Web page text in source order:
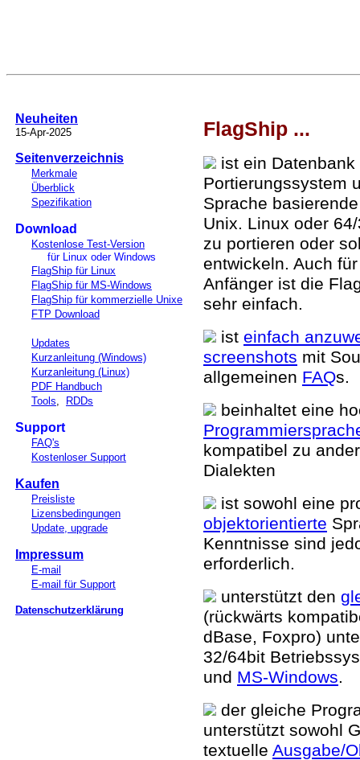
Neuheiten
15-Apr-2025
Seitenverzeichnis
Merkmale
Überblick
Spezifikation
Download
Kostenlose Test-Version
für Linux oder Windows
FlagShip für Linux
FlagShip für MS-Windows
FlagShip für kommerzielle Unixe
FTP Download
Updates
Kurzanleitung (Windows)
Kurzanleitung (Linux)
PDF Handbuch
Tools, RDDs
Support
FAQ's
Kostenloser Support
Kaufen
Preisliste
Lizensbedingungen
Update, upgrade
Impressum
E-mail
E-mail für Support
Datenschutzerklärung
FlagShip ...
ist ein
Portierungssystem
Sprache
Unix. Linux oder
zu portieren oder
entwickeln. Auch
Anfänger ist die
sehr einfach.
ist einfach
screenshots mit
allgemeinen FAQs.
beinhaltet eine
kompatibel zu
Dialekten
ist sowohl eine
objektorientierte
Kenntnisse sind
erforderlich.
unterstützt den
(rückwärts
dBase, Foxpro)
32/64bit
und MS-Windows.
der gleiche
unterstützt sowohl
textuelle Ausgabe/